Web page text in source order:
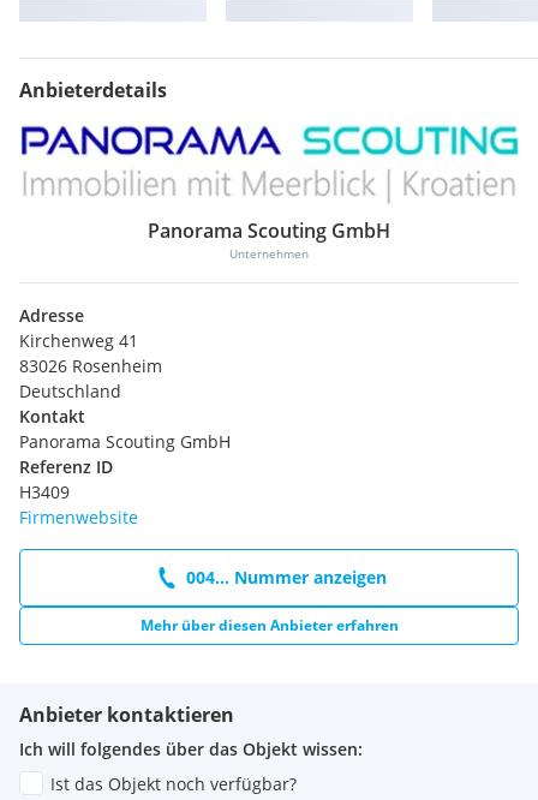
Anbieterdetails
Panorama Scouting GmbH
Unternehmen
Adresse
Kirchenweg 41
83026 Rosenheim
Deutschland
Kontakt
Panorama Scouting GmbH
Referenz ID
H3409
Firmenwebsite
004... Nummer anzeigen
Mehr über diesen Anbieter erfahren
Anbieter kontaktieren
Ich will folgendes über das Objekt wissen:
Ist das Objekt noch verfügbar?